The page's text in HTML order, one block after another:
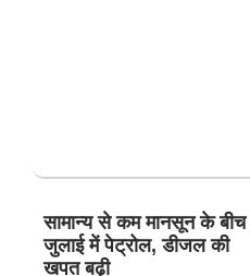
सामान्य से कम मानसून के बीच
जुलाई में पेट्रोल, डीजल की
खपत बढ़ी